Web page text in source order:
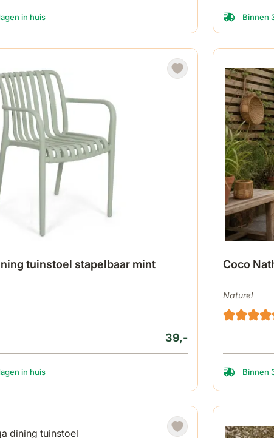
in huis Binnen
tuinstoel stapelbaar mint
39,-
in huis
Coco
Naturel
Binnen